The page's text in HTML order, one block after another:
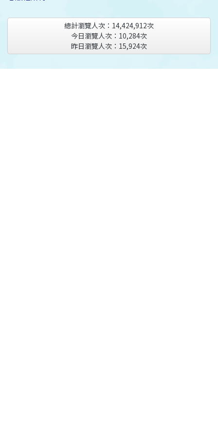
總計瀏覽人次： 14,424,912次
今日瀏覽人次： 10,284次
昨日瀏覽人次： 15,924次